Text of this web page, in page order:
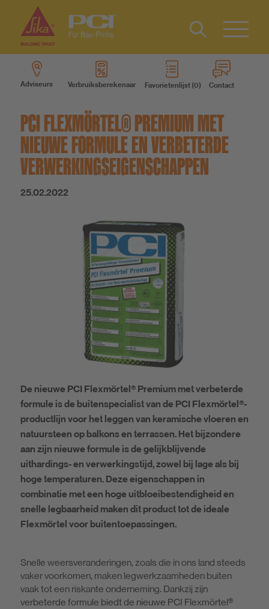
Productsystemen
Service
Type 2 or
more
Adviseurs Verbruiksberekenaar Favorietenlijst Contact
Contact
FR
PCI FLEXMÖRTEL® PREMIUM MET
NIEUWE FORMULE EN VERBETERDE
VERWERKINGSEIGENSCHAPPEN
25.02.2022
De nieuwe PCI Flexmörtel® Premium met verbeterde
formule is de buitenspecialist van de PCI Flexmörtel®-
productlijn voor het leggen van keramische vloeren en
natuursteen op balkons en terrassen. Het bijzondere
aan zijn nieuwe formule is de gelijkblijvende
uithardings- en verwerkingstijd, zowel bij lage als bij
hoge temperaturen. Deze eigenschappen in
combinatie met een hoge uitbloeibestendigheid en
snelle legbaarheid maken dit product tot de ideale
Flexmörtel voor buitentoepassingen.
Snelle weersveranderingen, zoals die in ons land steeds
vaker voorkomen, maken legwerkzaamheden buiten
vaak tot een riskante onderneming. Dankzij zijn
verbeterde formule biedt de nieuwe PCI Flexmörtel®